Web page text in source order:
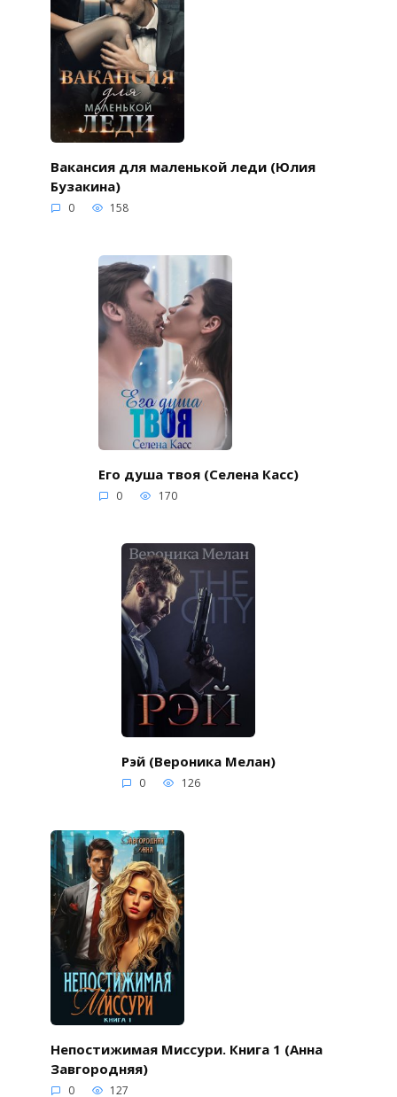
Вакансия для маленькой леди (Юлия
Бузакина)
0 158
Его душа твоя (Селена Касс)
0 170
Рэй (Вероника Мелан)
0 126
Непостижимая Миссури. Книга 1 (Анна
Завгородняя)
0 127